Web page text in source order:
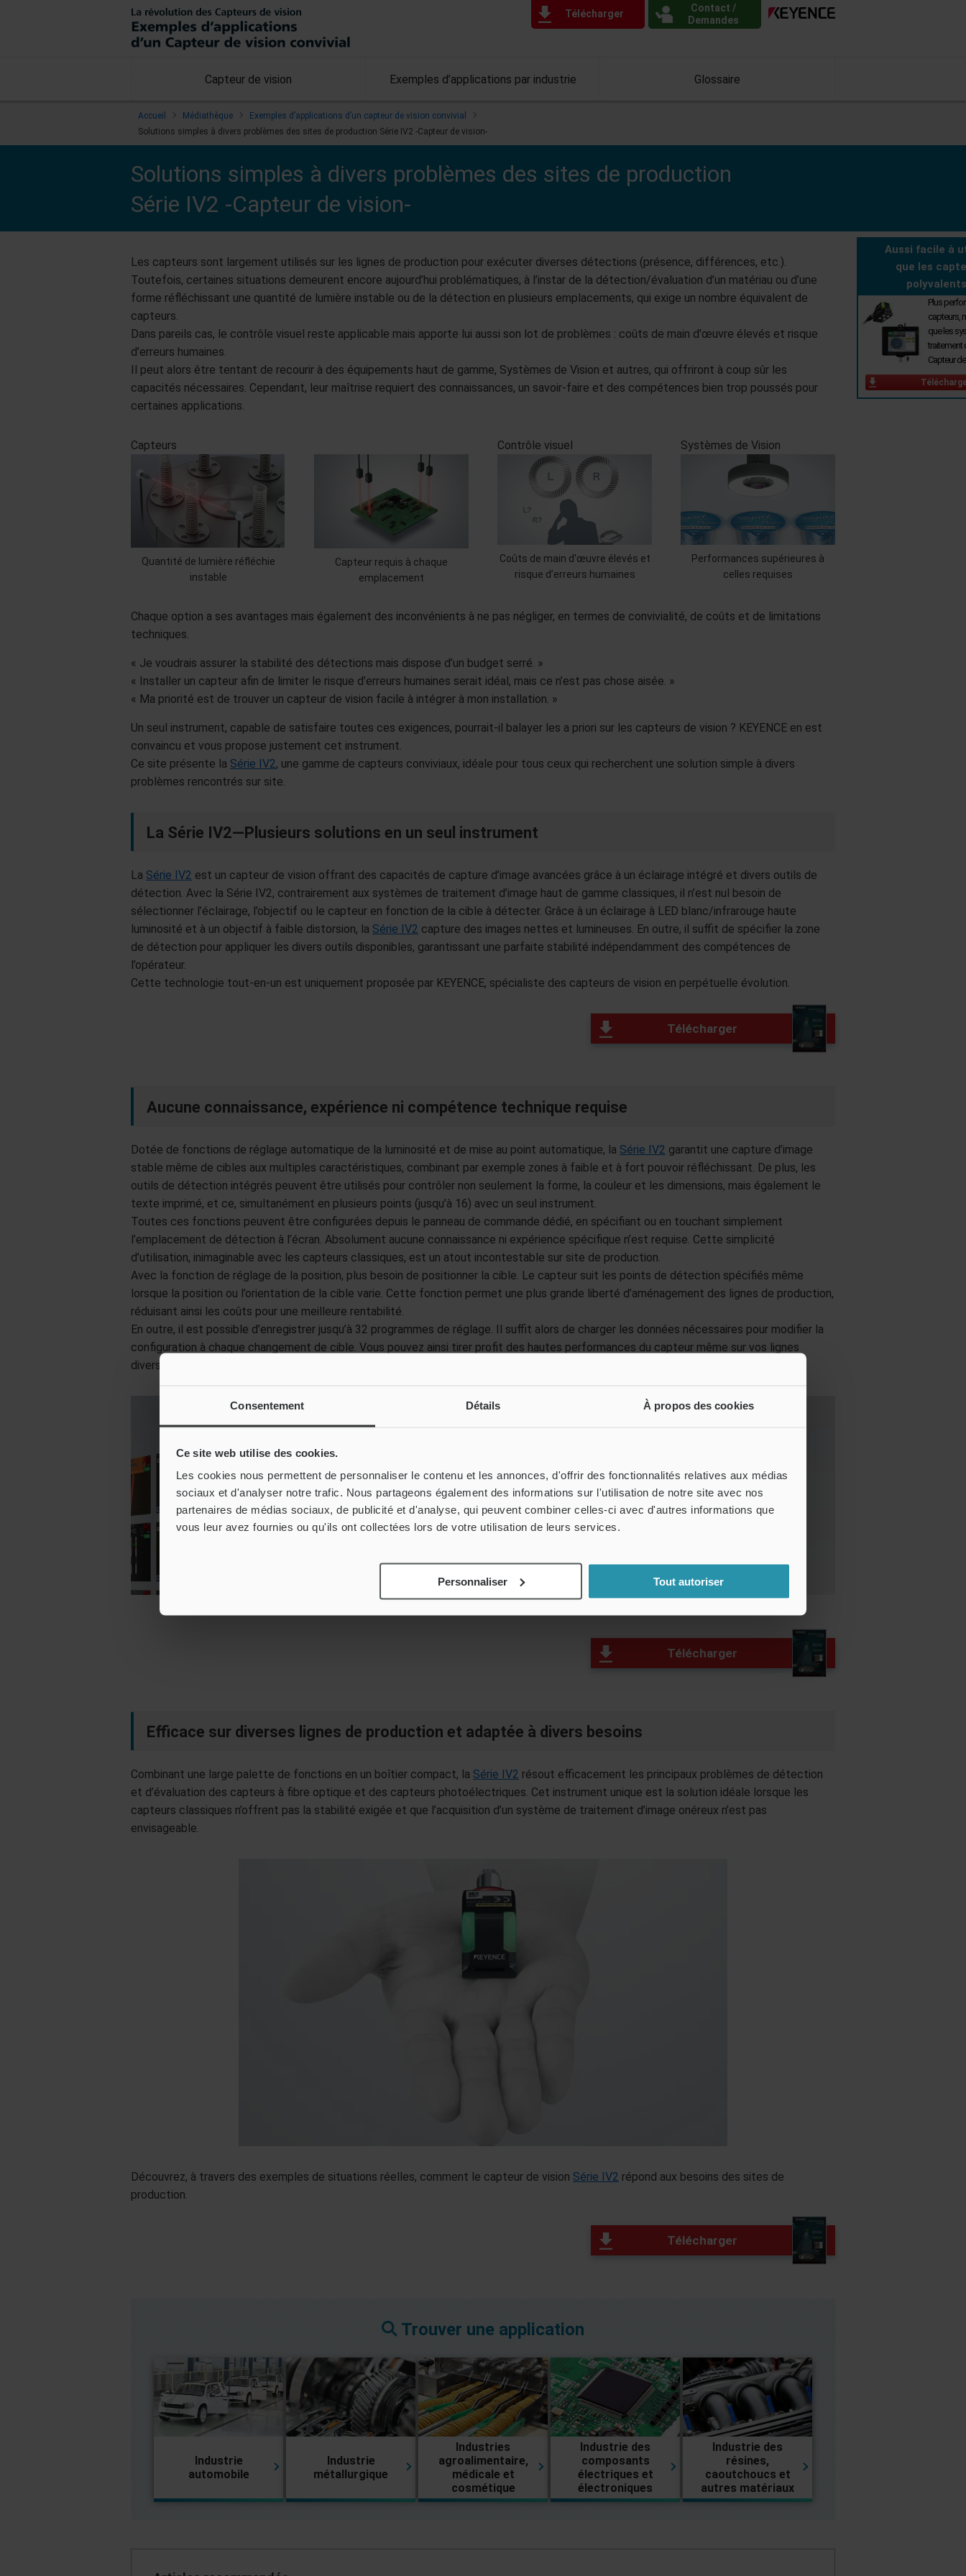
Consentement Détails À propos des cookies
Ce site web utilise des cookies.
Les cookies nous permettent de personnaliser le contenu et les annonces, d'offrir des fonctionnalités relatives aux médias
sociaux et d'analyser notre trafic. Nous partageons également des informations sur l'utilisation de notre site avec nos
partenaires de médias sociaux, de publicité et d'analyse, qui peuvent combiner celles-ci avec d'autres informations que
vous leur avez fournies ou qu'ils ont collectées lors de votre utilisation de leurs services.
Personnaliser Tout autoriser
Télécharger
Contact /
Demandes
Capteur de vision Exemples d’applications par industrie Glossaire
Accueil Médiathèque
Exemples d’applications d’un capteur de vision convivial
Solutions simples à divers problèmes des sites de production Série IV2 -Capteur de vision-
Solutions simples à divers problèmes des sites de production
Série IV2 -Capteur de vision-
Les capteurs sont largement utilisés sur les lignes de production pour exécuter diverses détections (présence, différences, etc.).
Toutefois, certaines situations demeurent encore aujourd’hui problématiques, à l’instar de la détection/évaluation d’un matériau ou d’une
forme réfléchissant une quantité de lumière instable ou de la détection en plusieurs emplacements, qui exige un nombre équivalent de
capteurs.
Dans pareils cas, le contrôle visuel reste applicable mais apporte lui aussi son lot de problèmes : coûts de main d'œuvre élevés et risque
d’erreurs humaines.
Il peut alors être tentant de recourir à des équipements haut de gamme, Systèmes de Vision et autres, qui offriront à coup sûr les
capacités nécessaires. Cependant, leur maîtrise requiert des connaissances, un savoir-faire et des compétences bien trop poussés pour
certaines applications.
Capteurs
Quantité de lumière réfléchie
instable
Capteur requis à chaque
emplacement
Contrôle visuel
Coûts de main d'œuvre élevés et
risque d’erreurs humaines
Systèmes de Vision
Performances supérieures à
celles requises
Chaque option a ses avantages mais également des inconvénients à ne pas négliger, en termes de convivialité, de coûts et de limitations
techniques.
« Je voudrais assurer la stabilité des détections mais dispose d’un budget serré. »
« Installer un capteur afin de limiter le risque d’erreurs humaines serait idéal, mais ce n’est pas chose aisée. »
« Ma priorité est de trouver un capteur de vision facile à intégrer à mon installation. »
Un seul instrument, capable de satisfaire toutes ces exigences, pourrait-il balayer les a priori sur les capteurs de vision ? KEYENCE en est
convaincu et vous propose justement cet instrument.
Ce site présente la Série IV2, une gamme de capteurs conviviaux, idéale pour tous ceux qui recherchent une solution simple à divers
problèmes rencontrés sur site.
La Série IV2—Plusieurs solutions en un seul instrument
La Série IV2 est un capteur de vision offrant des capacités de capture d’image avancées grâce à un éclairage intégré et divers outils de
détection. Avec la Série IV2, contrairement aux systèmes de traitement d’image haut de gamme classiques, il n’est nul besoin de
sélectionner l’éclairage, l’objectif ou le capteur en fonction de la cible à détecter. Grâce à un éclairage à LED blanc/infrarouge haute
luminosité et à un objectif à faible distorsion, la Série IV2 capture des images nettes et lumineuses. En outre, il suffit de spécifier la zone
de détection pour appliquer les divers outils disponibles, garantissant une parfaite stabilité indépendamment des compétences de
l’opérateur.
Cette technologie tout-en-un est uniquement proposée par KEYENCE, spécialiste des capteurs de vision en perpétuelle évolution.
Télécharger
Aucune connaissance, expérience ni compétence technique requise
Dotée de fonctions de réglage automatique de la luminosité et de mise au point automatique, la Série IV2 garantit une capture d’image
stable même de cibles aux multiples caractéristiques, combinant par exemple zones à faible et à fort pouvoir réfléchissant. De plus, les
outils de détection intégrés peuvent être utilisés pour contrôler non seulement la forme, la couleur et les dimensions, mais également le
texte imprimé, et ce, simultanément en plusieurs points (jusqu’à 16) avec un seul instrument.
Toutes ces fonctions peuvent être configurées depuis le panneau de commande dédié, en spécifiant ou en touchant simplement
l’emplacement de détection à l’écran. Absolument aucune connaissance ni expérience spécifique n’est requise. Cette simplicité
d’utilisation, inimaginable avec les capteurs classiques, est un atout incontestable sur site de production.
Avec la fonction de réglage de la position, plus besoin de positionner la cible. Le capteur suit les points de détection spécifiés même
lorsque la position ou l’orientation de la cible varie. Cette fonction permet une plus grande liberté d’aménagement des lignes de production,
réduisant ainsi les coûts pour une meilleure rentabilité.
En outre, il est possible d’enregistrer jusqu’à 32 programmes de réglage. Il suffit alors de charger les données nécessaires pour modifier la
configuration à chaque changement de cible. Vous pouvez ainsi tirer profit des hautes performances du capteur même sur vos lignes
diversifiées tout en maintenant un coût relativement faible.
Télécharger
Efficace sur diverses lignes de production et adaptée à divers besoins
Combinant une large palette de fonctions en un boîtier compact, la Série IV2 résout efficacement les principaux problèmes de détection
et d’évaluation des capteurs à fibre optique et des capteurs photoélectriques. Cet instrument unique est la solution idéale lorsque les
capteurs classiques n’offrent pas la stabilité exigée et que l’acquisition d’un système de traitement d’image onéreux n’est pas
envisageable.
Découvrez, à travers des exemples de situations réelles, comment le capteur de vision Série IV2 répond aux besoins des sites de
production.
Télécharger
Trouver une application
Industrie
automobile
Industrie
métallurgique
Industries
agroalimentaire,
médicale et
cosmétique
Industrie des
composants
électriques et
électroniques
Industrie des
résines,
caoutchoucs et
autres matériaux
Aussi facile à
que les
Plus
capteurs,
que les
traitement
Capteur